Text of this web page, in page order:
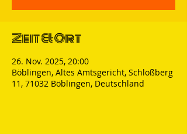
Zeit & Ort
26. Nov. 2025, 20:00
Böblingen, Altes Amtsgericht, Schloßberg
11, 71032 Böblingen, Deutschland